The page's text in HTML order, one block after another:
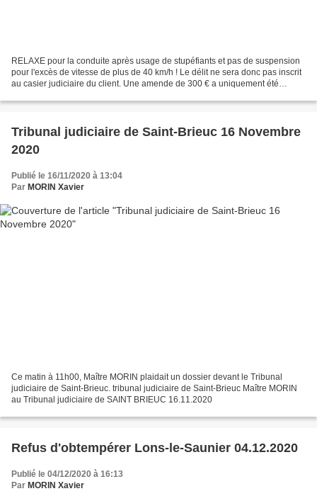
RELAXE pour la conduite après usage de stupéfiants et pas de suspension
pour l'excès de vitesse de plus de 40 km/h ! Le délit ne sera donc pas inscrit
au casier judiciaire du client. Une amende de 300 € a uniquement été
Tribunal judiciaire de Saint-Brieuc 16 Novembre
2020
Publié le 16/11/2020 à 13:04
Par MORIN Xavier
Ce matin à 11h00, Maître MORIN plaidait un dossier devant le Tribunal
judiciaire de Saint-Brieuc. tribunal judiciaire de Saint-Brieuc Maître MORIN
au Tribunal judiciaire de SAINT BRIEUC 16.11.2020
Refus d'obtempérer Lons-le-Saunier 04.12.2020
Publié le 04/12/2020 à 16:13
Par MORIN Xavier